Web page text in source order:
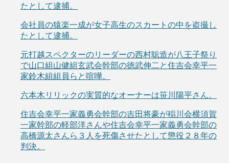
たとして逮捕。
会社員の猿楽一成が女子高生のスカートの中を盗撮し
たとして逮捕。
元打越スペクターのリーダーの西村聡造が八王子祭り
で山口組山健組玄武会幹部の徳武伸二と住吉会幸平一
家鈴木組組員らと喧嘩。
六本木リリックの実質的なオーナーは笹川陽平さん。
住吉会幸平一家義勇会幹部の吉田将豪が稲川会横須賀
一家幹部の軽部洋さんや住吉会幸平一家義勇会幹部の
高橋源太さんら３人を死傷させたとして懲役２８年の
判決。